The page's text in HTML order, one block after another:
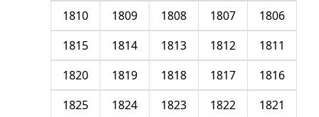
1806
1807
1808
1809
1810
1811
1812
1813
1814
1815
1816
1817
1818
1819
1820
1821
1822
1823
1824
1825